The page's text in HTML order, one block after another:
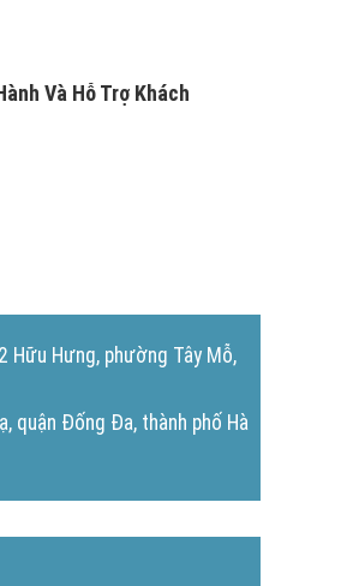
Và Hỗ Trợ Khách
Hữu Hưng, phường Tây Mỗ,
quận Đống Đa, thành phố Hà